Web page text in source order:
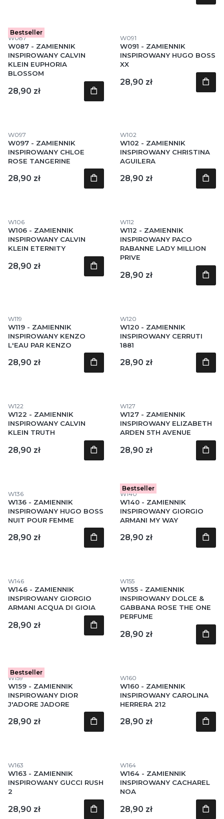
Bestseller
Kod produktu
W087
W087 - ZAMIENNIK
INSPIROWANY CALVIN
KLEIN EUPHORIA
BLOSSOM
Cena
28,90 zł
Kod produktu
W091
W091 - ZAMIENNIK
INSPIROWANY HUGO BOSS
XX
Cena
28,90 zł
Kod produktu
W097
W097 - ZAMIENNIK
INSPIROWANY CHLOE
ROSE TANGERINE
Cena
28,90 zł
Kod produktu
W102
W102 - ZAMIENNIK
INSPIROWANY CHRISTINA
AGUILERA
Cena
28,90 zł
Kod produktu
W106
W106 - ZAMIENNIK
INSPIROWANY CALVIN
KLEIN ETERNITY
Cena
28,90 zł
Kod produktu
W112
W112 - ZAMIENNIK
INSPIROWANY PACO
RABANNE LADY MILLION
PRIVE
Cena
28,90 zł
Kod produktu
W119
W119 - ZAMIENNIK
INSPIROWANY KENZO
L'EAU PAR KENZO
Cena
28,90 zł
Kod produktu
W120
W120 - ZAMIENNIK
INSPIROWANY CERRUTI
1881
Cena
28,90 zł
Kod produktu
W122
W122 - ZAMIENNIK
INSPIROWANY CALVIN
KLEIN TRUTH
Cena
28,90 zł
Kod produktu
W127
W127 - ZAMIENNIK
INSPIROWANY ELIZABETH
ARDEN 5TH AVENUE
Cena
28,90 zł
Kod produktu
W136
W136 - ZAMIENNIK
INSPIROWANY HUGO BOSS
NUIT POUR FEMME
Cena
28,90 zł
Bestseller
Kod produktu
W140
W140 - ZAMIENNIK
INSPIROWANY GIORGIO
ARMANI MY WAY
Cena
28,90 zł
Kod produktu
W146
W146 - ZAMIENNIK
INSPIROWANY GIORGIO
ARMANI ACQUA DI GIOIA
Cena
28,90 zł
Kod produktu
W155
W155 - ZAMIENNIK
INSPIROWANY DOLCE &
GABBANA ROSE THE ONE
PERFUME
Cena
28,90 zł
Bestseller
Kod produktu
W159
W159 - ZAMIENNIK
INSPIROWANY DIOR
J'ADORE JADORE
Cena
28,90 zł
Kod produktu
W160
W160 - ZAMIENNIK
INSPIROWANY CAROLINA
HERRERA 212
Cena
28,90 zł
Kod produktu
W163
W163 - ZAMIENNIK
INSPIROWANY GUCCI RUSH
2
Cena
28,90 zł
Kod produktu
W164
W164 - ZAMIENNIK
INSPIROWANY CACHAREL
NOA
Cena
28,90 zł